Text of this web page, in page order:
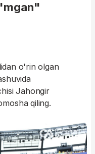
o'rin olgan
Jahongir
qiling.